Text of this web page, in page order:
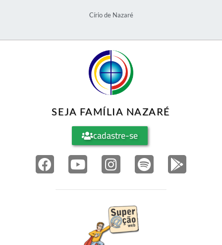
Círio de Nazaré
SEJA FAMÍLIA NAZARÉ
cadastre-se